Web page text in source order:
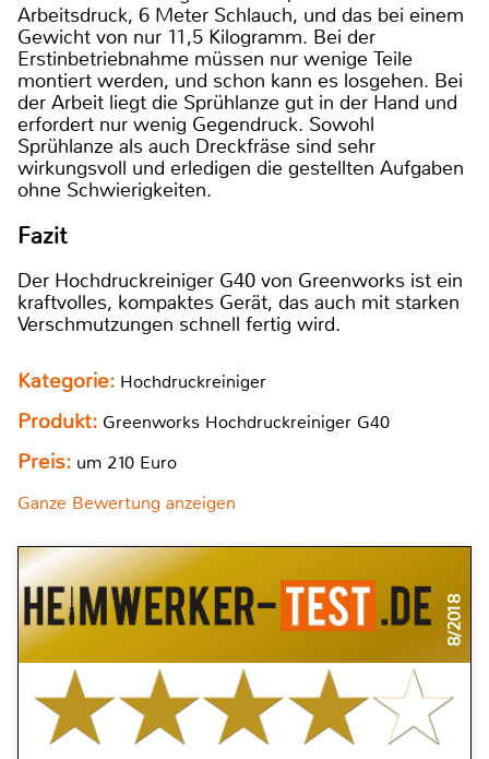
Arbeitsdruck, 6 Meter Schlauch, und das bei einem
Gewicht von nur 11,5 Kilogramm. Bei der
Erstinbetriebnahme müssen nur wenige Teile
montiert werden, und schon kann es losgehen. Bei
der Arbeit liegt die Sprühlanze gut in der Hand und
erfordert nur wenig Gegendruck. Sowohl
Sprühlanze als auch Dreckfräse sind sehr
wirkungsvoll und erledigen die gestellten Aufgaben
ohne Schwierigkeiten.
Fazit
Der Hochdruckreiniger G40 von Greenworks ist ein
kraftvolles, kompaktes Gerät, das auch mit starken
Verschmutzungen schnell fertig wird.
Kategorie: Hochdruckreiniger
Produkt: Greenworks Hochdruckreiniger G40
Preis: um 210 Euro
Ganze Bewertung anzeigen
8/2018